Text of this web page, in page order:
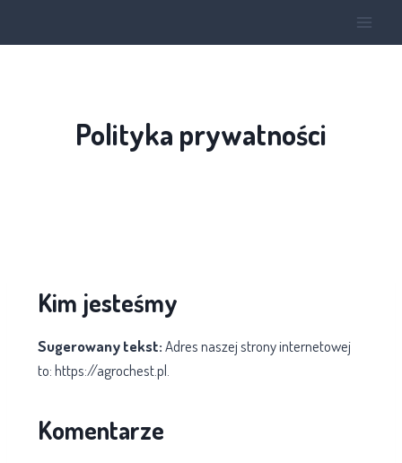
Polityka prywatności
Kim jesteśmy
Sugerowany tekst:Adres naszej strony internetowej
to: https://agrochest.pl.
Komentarze